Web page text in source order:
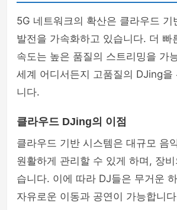
5G 네트워크의 확산은 클라우드 기
발전을 가속화하고 있습니다. 더 빠
속도는 높은 품질의 스트리밍을 가
세계 어디서든지 고품질의 DJing을
니다.
클라우드 DJing의 이점
클라우드 기반 시스템은 대규모 음
원활하게 관리할 수 있게 하며, 장
습니다. 이에 따라 DJ들은 무거운
자유로운 이동과 공연이 가능합니